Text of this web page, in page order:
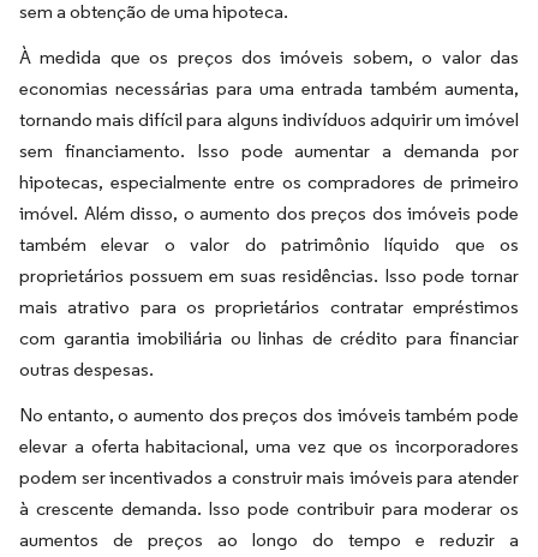
sem a obtenção de uma hipoteca.
À medida que os preços dos imóveis sobem, o valor das
economias necessárias para uma entrada também aumenta,
tornando mais difícil para alguns indivíduos adquirir um imóvel
sem financiamento. Isso pode aumentar a demanda por
hipotecas, especialmente entre os compradores de primeiro
imóvel. Além disso, o aumento dos preços dos imóveis pode
também elevar o valor do patrimônio líquido que os
proprietários possuem em suas residências. Isso pode tornar
mais atrativo para os proprietários contratar empréstimos
com garantia imobiliária ou linhas de crédito para financiar
outras despesas.
No entanto, o aumento dos preços dos imóveis também pode
elevar a oferta habitacional, uma vez que os incorporadores
podem ser incentivados a construir mais imóveis para atender
à crescente demanda. Isso pode contribuir para moderar os
aumentos de preços ao longo do tempo e reduzir a